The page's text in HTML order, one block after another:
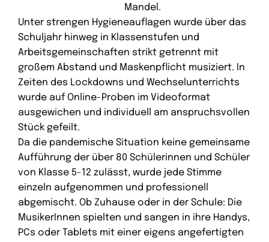
Mandel.
Unter strengen Hygieneauflagen wurde über das
Schuljahr hinweg in Klassenstufen und
Arbeitsgemeinschaften strikt getrennt mit
großem Abstand und Maskenpflicht musiziert. In
Zeiten des Lockdowns und Wechselunterrichts
wurde auf Online-Proben im Videoformat
ausgewichen und individuell am anspruchsvollen
Stück gefeilt.
Da die pandemische Situation keine gemeinsame
Aufführung der über 80 Schülerinnen und Schüler
von Klasse 5-12 zulässt, wurde jede Stimme
einzeln aufgenommen und professionell
abgemischt. Ob Zuhause oder in der Schule: Die
MusikerInnen spielten und sangen in ihre Handys,
PCs oder Tablets mit einer eigens angefertigten